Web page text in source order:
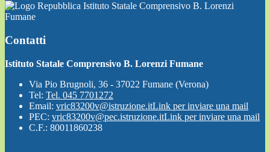
Istituto Statale Comprensivo B. Lorenzi
Fumane
Contatti
Istituto Statale Comprensivo B. Lorenzi Fumane
Via Pio Brugnoli, 36 - 37022 Fumane (Verona)
Tel: Tel. 045 7701272
Email: vric83200v@istruzione.itLink per inviare una mail
PEC: vric83200v@pec.istruzione.itLink per inviare una mail
C.F.: 80011860238